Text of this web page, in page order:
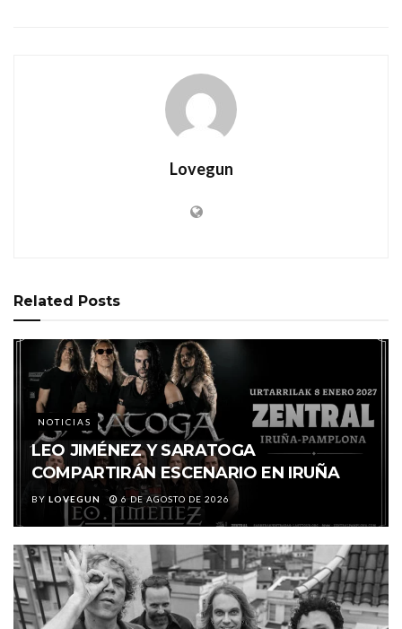
Lovegun
Related Posts
NOTICIAS
LEO JIMÉNEZ Y SARATOGA
COMPARTIRÁN ESCENARIO EN IRUÑA
BY LOVEGUN 6 DE AGOSTO DE 2026